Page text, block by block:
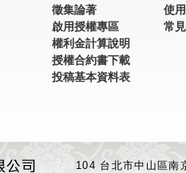
徵集論著
啟用授權專區
權利金計算說明
授權合約書下載
投稿基本資料表
使
常
104 台北市中山區